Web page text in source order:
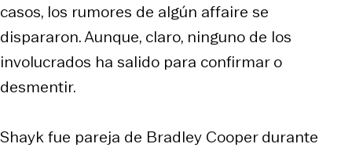
casos, los rumores de algún affaire se
dispararon. Aunque, claro, ninguno de los
involucrados ha salido para confirmar o
desmentir.
Shayk fue pareja de Bradley Cooper durante